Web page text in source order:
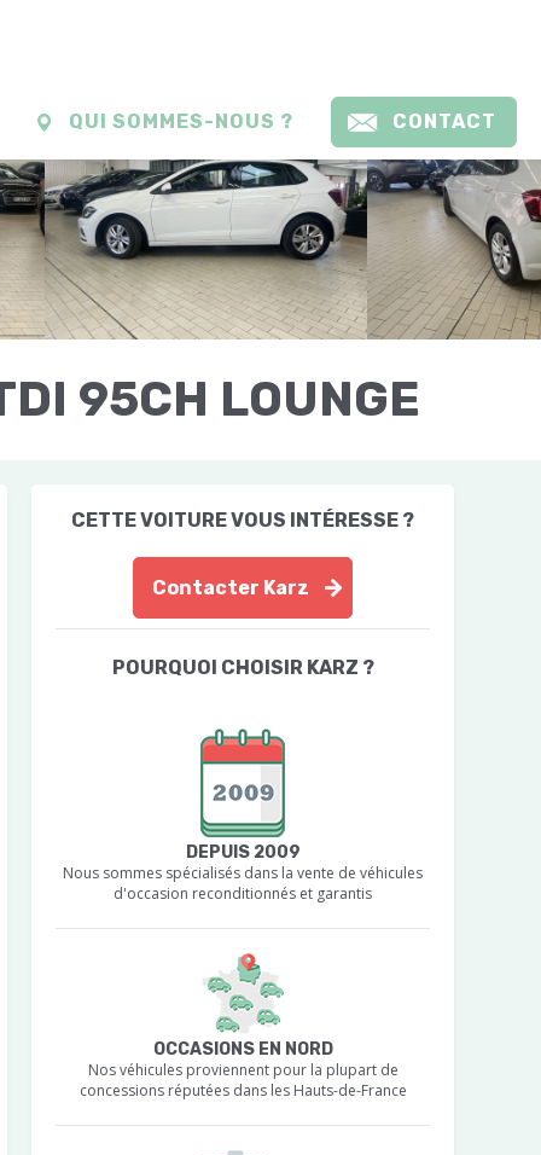
QUI SOMMES-NOUS ? CONTACT
95CH LOUNGE
CETTE VOITURE VOUS INTÉRESSE ?
Contacter Karz
POURQUOI CHOISIR KARZ ?
DEPUIS 2009
Nous sommes spécialisés dans la vente de véhicules
d'occasion reconditionnés et garantis
OCCASIONS EN NORD
Nos véhicules proviennent pour la plupart de
concessions réputées dans les Hauts-de-France